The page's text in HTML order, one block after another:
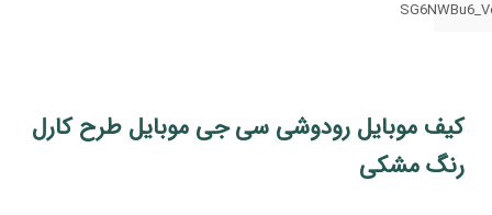
کیف موبایل رودوشی سی جی موبایل طرح کارل
رنگ مشکی